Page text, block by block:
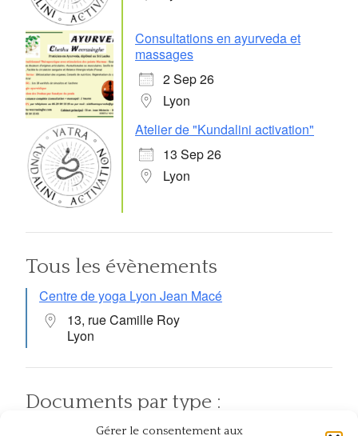
Gérer le consentement aux
Consultations en ayurveda et
massages
2 Sep 26
Lyon
Atelier de "Kundalini activation"
13 Sep 26
Lyon
Tous les évènements
Centre de yoga Lyon Jean Macé
13, rue Camille Roy
Lyon
Documents par type :